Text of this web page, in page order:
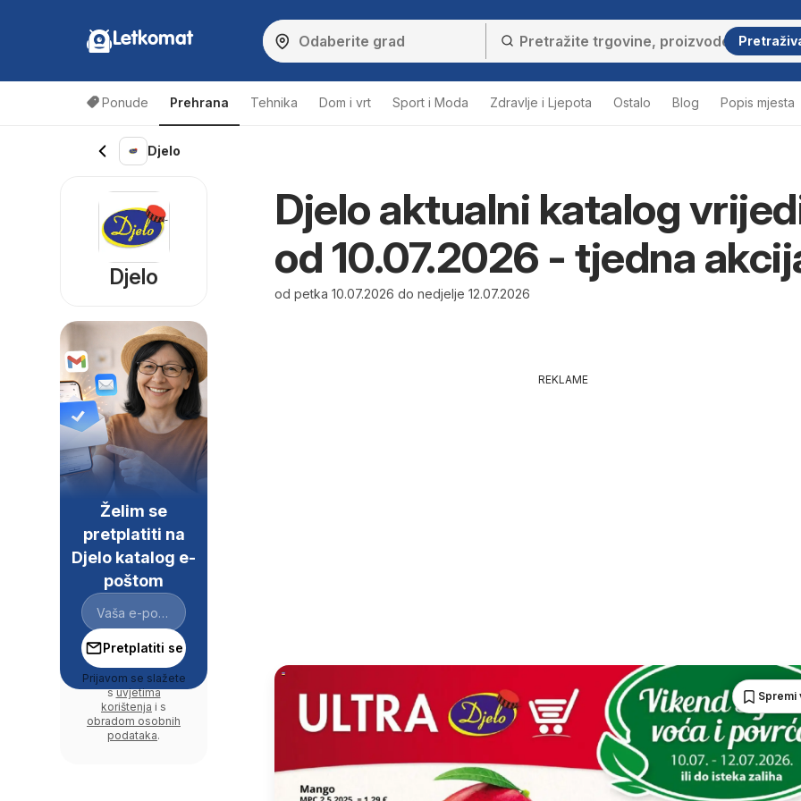
Letkomat
Ponude Prehrana Tehnika Dom i vrt Sport i Moda Zdravlje i Ljepota Ostalo Blog Popis mjesta
Djelo
Djelo aktualni katalog
od 10.07.2026 - tjedna
od petka 10.07.2026 do nedjelje 12.07.2026
REKLAME
Spremi
Djelo
Želim se
pretplatiti na
Djelo katalog e-
poštom
Pretplatiti se
Prijavom se slažete
suvjetima
korištenja i s
obradom osobnih
podataka.